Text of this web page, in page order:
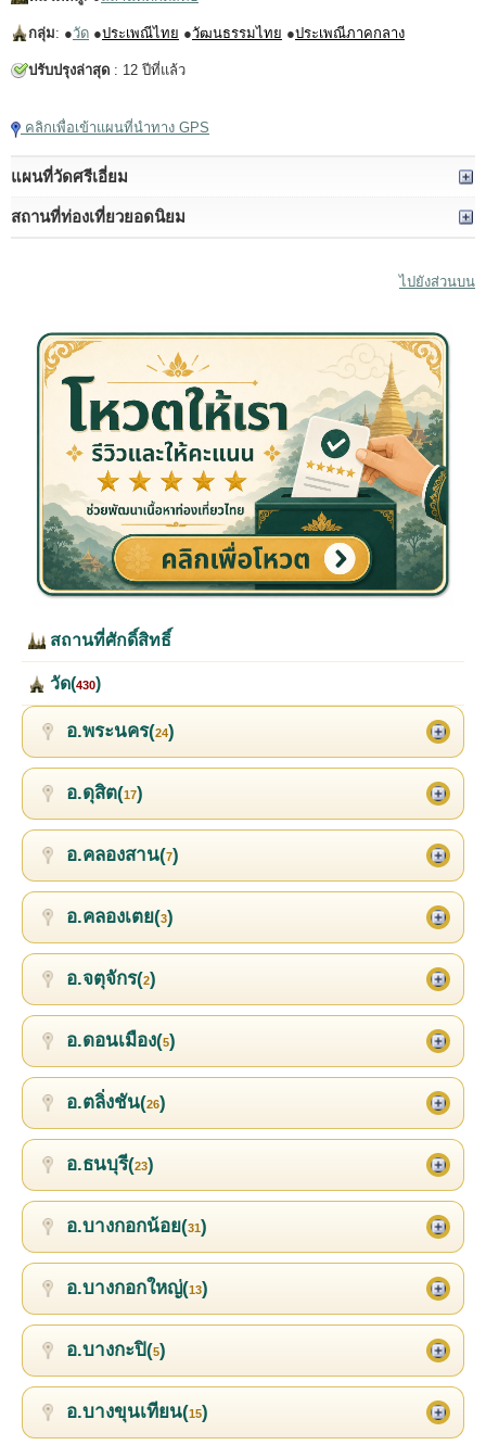
กลุ่ม: ●วัด ●ประเพณีไทย ●วัฒนธรรมไทย ●ประเพณีภาคกลาง
ปรับปรุงล่าสุด : 12 ปีที่แล้ว
คลิกเพื่อเข้าแผนที่นำทาง GPS
แผนที่วัดศรีเอี่ยม
สถานที่ท่องเที่ยวยอดนิยม
ไปยังส่วนบน
สถานที่ศักดิ์สิทธิ์
วัด(430)
อ.พระนคร(24)
อ.ดุสิต(17)
อ.คลองสาน(7)
อ.คลองเตย(3)
อ.จตุจักร(2)
อ.ดอนเมือง(5)
อ.ตลิ่งชัน(26)
อ.ธนบุรี(23)
อ.บางกอกน้อย(31)
อ.บางกอกใหญ่(13)
อ.บางกะปิ(5)
อ.บางขุนเทียน(15)